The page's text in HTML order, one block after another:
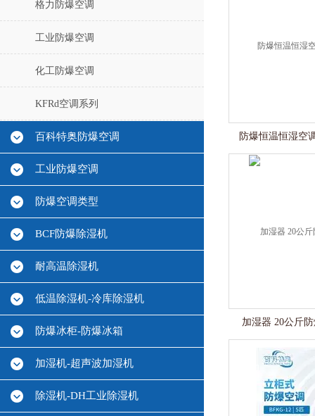
格力防爆空调
工业防爆空调
化工防爆空调
KFRd空调系列
百科特奥防爆空调
工业防爆空调
防爆空调类型
BCF防爆除湿机
耐高温除湿机
低温除湿机-冷库除湿机
防爆冰柜-防爆冰箱
加湿机-超声波加湿机
除湿机-DH工业除湿机
防爆恒温恒湿空
加湿器 20公斤